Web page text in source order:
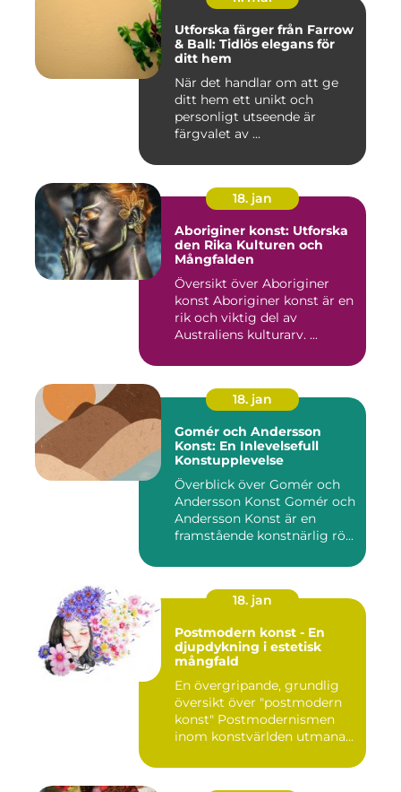
Utforska färger från Farrow
& Ball: Tidlös elegans för
ditt hem
När det handlar om att ge
ditt hem ett unikt och
personligt utseende är
färgvalet av ...
18. jan
Aboriginer konst: Utforska
den Rika Kulturen och
Mångfalden
Översikt över Aboriginer
konst Aboriginer konst är en
rik och viktig del av
Australiens kulturarv. ...
18. jan
Gomér och Andersson
Konst: En Inlevelsefull
Konstupplevelse
Överblick över Gomér och
Andersson Konst Gomér och
Andersson Konst är en
framstående konstnärlig rö...
18. jan
Postmodern konst - En
djupdykning i estetisk
mångfald
En övergripande, grundlig
översikt över "postmodern
konst" Postmodernismen
inom konstvärlden utmana...